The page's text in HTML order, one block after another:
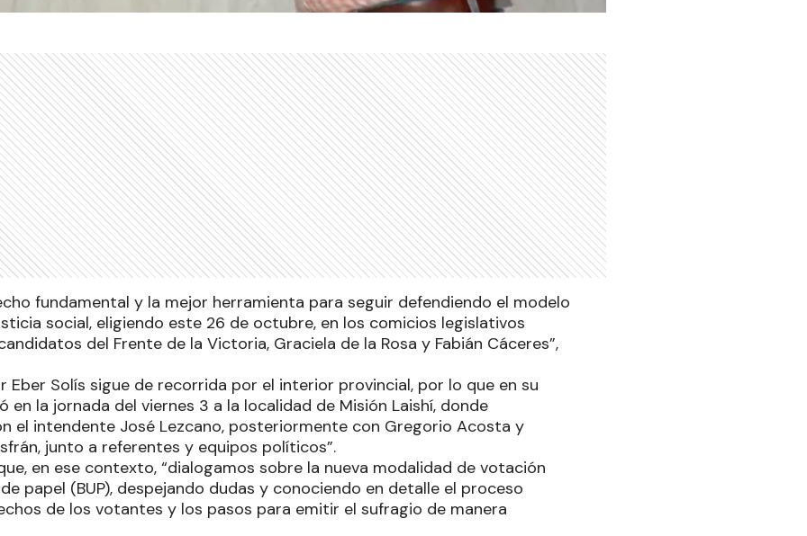
fundamental y la mejor herramienta para seguir defendiendo el modelo
social, eligiendo este 26 de octubre, en los comicios legislativos
del Frente de la Victoria, Graciela de la Rosa y Fabián Cáceres”,
Eber Solís sigue de recorrida por el interior provincial, por lo que en su
en la jornada del viernes 3 a la localidad de Misión Laishí, donde
el intendente José Lezcano, posteriormente con Gregorio Acosta y
junto a referentes y equipos políticos”.
en ese contexto, “dialogamos sobre la nueva modalidad de votación
papel (BUP), despejando dudas y conociendo en detalle el proceso
de los votantes y los pasos para emitir el sufragio de manera